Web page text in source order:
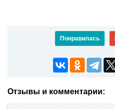
Понравилась
Отзывы и комментарии: